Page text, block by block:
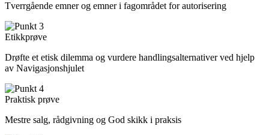
Tverrgående emner og emner i fagområdet for autorisering
Etikkprøve
Drøfte et etisk dilemma og vurdere handlingsalternativer ved hjelp
av Navigasjonshjulet
Praktisk prøve
Mestre salg, rådgivning og God skikk i praksis